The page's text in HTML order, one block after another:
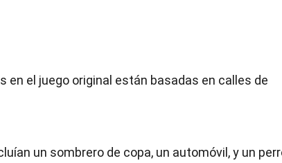
en el juego original están basadas en calles de
un sombrero de copa, un automóvil, y un